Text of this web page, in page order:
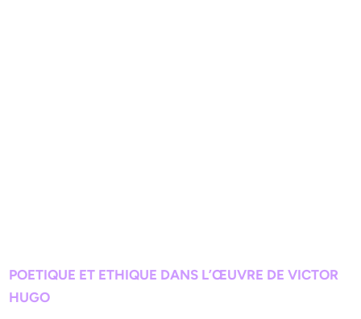
POETIQUE ET ETHIQUE DANS L’ŒUVRE DE VICTOR
HUGO